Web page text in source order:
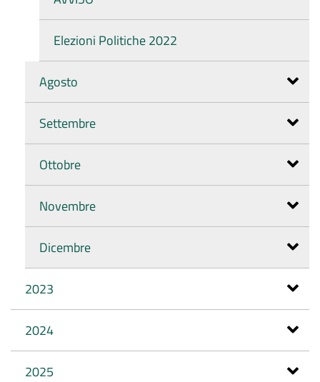
Elezioni Politiche 2022
Agosto
Settembre
Ottobre
Novembre
Dicembre
2023
2024
2025